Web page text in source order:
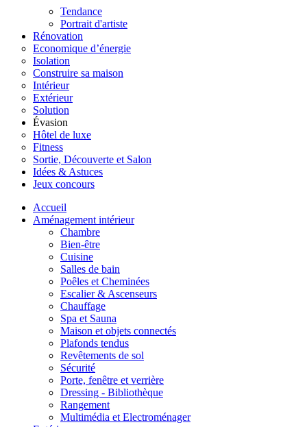
Tendance
Portrait d'artiste
Rénovation
Economique d’énergie
Isolation
Construire sa maison
Intérieur
Extérieur
Solution
Évasion
Hôtel de luxe
Fitness
Sortie, Découverte et Salon
Idées & Astuces
Jeux concours
Accueil
Aménagement intérieur
Chambre
Bien-être
Cuisine
Salles de bain
Poêles et Cheminées
Escalier & Ascenseurs
Chauffage
Spa et Sauna
Maison et objets connectés
Plafonds tendus
Revêtements de sol
Sécurité
Porte, fenêtre et verrière
Dressing - Bibliothèque
Rangement
Multimédia et Electroménager